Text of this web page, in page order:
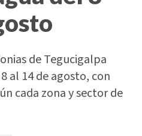
de Tegucigalpa
al 14 de agosto, con
cada zona y sector de